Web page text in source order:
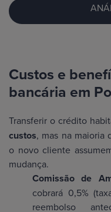
Custos e
bancária em
Transferir o crédito
custos, mas na maioria
o novo cliente
mudança.
Comissão de
cobrará 0,5%
reembolso